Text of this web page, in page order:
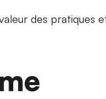
des pratiques